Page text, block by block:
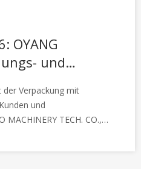
OYANG
und
der Verpackung mit
und
MACHINERY TECH. CO.,